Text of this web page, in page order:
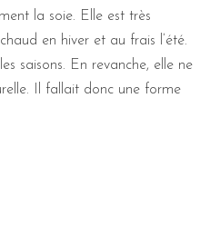
la soie. Elle est très
en hiver et au frais l’été.
saisons. En revanche, elle ne
Il fallait donc une forme